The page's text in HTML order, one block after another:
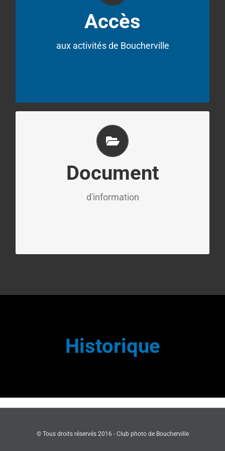
Accès
aux activités de Boucherville
en règle. Cette carte est disponible au
Centre multifonctionnel Francine-Gadbois,
à la bibliothèque Montarville-Boucher-De La
Document
d'information
Pour télécharger notre document
d'information
cliquez ici
Historique
© Tous droits réservés 2016 - Club photo de Boucherville